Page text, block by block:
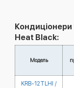
Кондиціонери
Heat Black:
Модель
KRB-12TLHI /